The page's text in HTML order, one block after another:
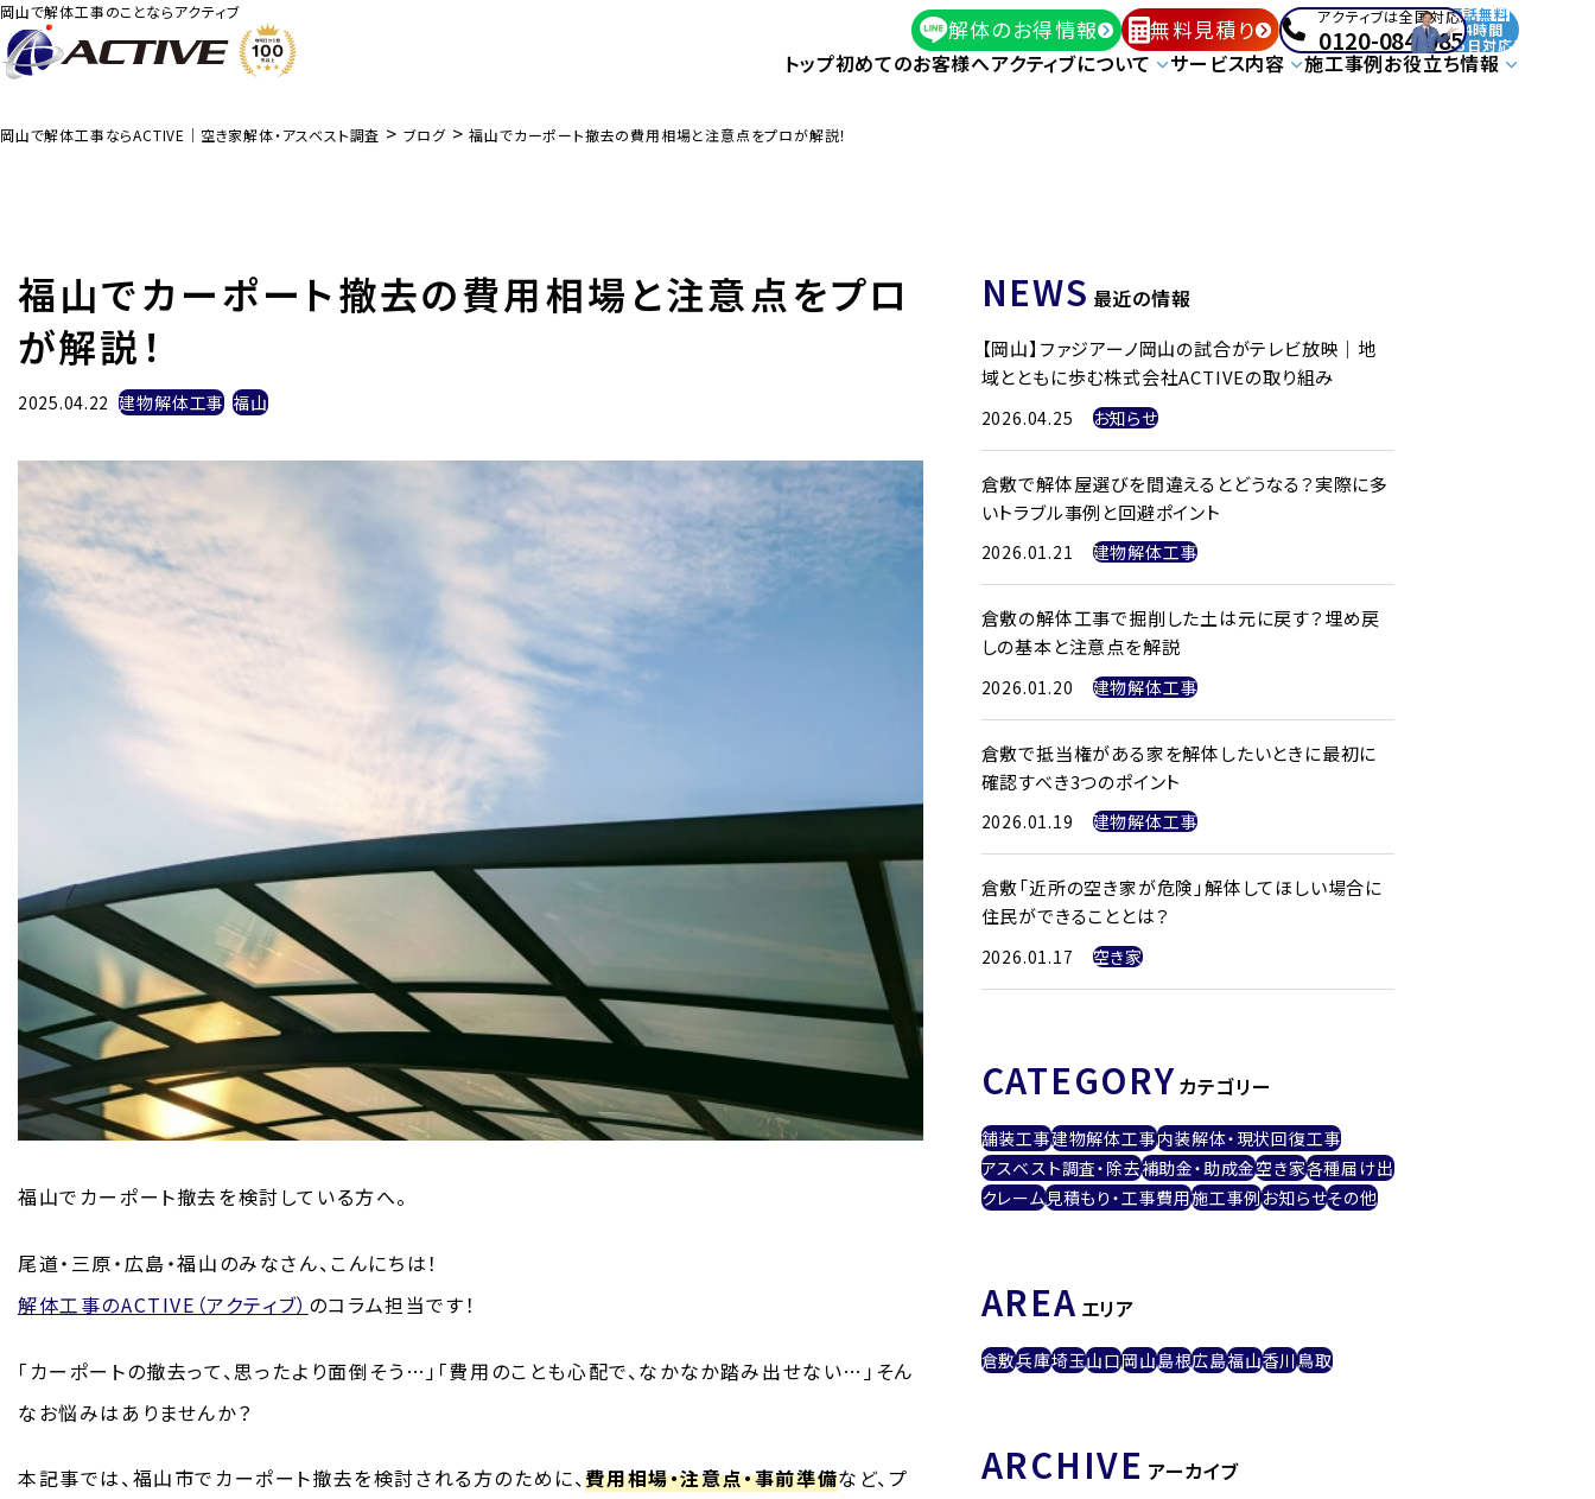
岡山で解体工事のことならアクティブ
解体のお得情報 無料見積り アクティブは全国対応!
0120-084-085
通話無料
24時間
365日対応!
トップ初めてのお客様へアクティブについて サービス内容 施工事例お役立ち情報
岡山で解体工事ならACTIVE｜空き家解体・アスベスト調査 > ブログ >福山でカーポート撤去の費用相場と注意点をプロが解説！
福山でカーポート撤去の費用相場と注意点をプロ
が解説！
2025.04.22 建物解体工事 福山
福山でカーポート撤去を検討している方へ。
尾道・三原・広島・福山のみなさん、こんにちは！
解体工事のACTIVE（アクティブ） のコラム担当です！
「カーポートの撤去って、思ったより面倒そう…」「費用のことも心配で、なかなか踏み出せない…」そん
なお悩みはありませんか？
本記事では、福山市でカーポート撤去を検討される方のために、費用相場・注意点・事前準備など、プ
NEWS 最近の情報
【岡山】ファジアーノ岡山の試合がテレビ放映｜地
域とともに歩む株式会社ACTIVEの取り組み
2026.04.25 お知らせ
倉敷で解体屋選びを間違えるとどうなる？実際に多
いトラブル事例と回避ポイント
2026.01.21 建物解体工事
倉敷の解体工事で掘削した土は元に戻す？埋め戻
しの基本と注意点を解説
2026.01.20 建物解体工事
倉敷で抵当権がある家を解体したいときに最初に
確認すべき3つのポイント
2026.01.19 建物解体工事
倉敷「近所の空き家が危険」解体してほしい場合に
住民ができることとは？
2026.01.17 空き家
CATEGORYカテゴリー
舗装工事建物解体工事内装解体・現状回復工事
アスベスト調査・除去補助金・助成金空き家各種届け出
クレーム見積もり・工事費用施工事例お知らせその他
AREA エリア
倉敷兵庫埼玉山口岡山島根広島福山香川鳥取
ARCHIVE アーカイブ